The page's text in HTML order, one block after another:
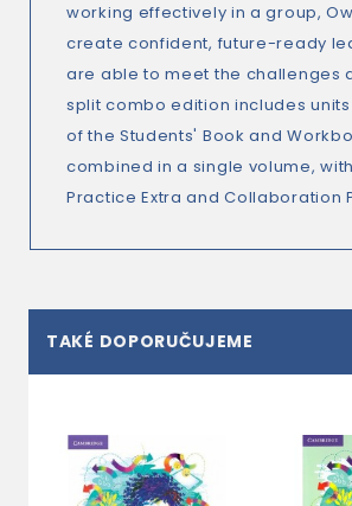
working effectively in a group,
create confident, future-ready
are able to meet the challenges
split combo edition includes
of the Students' Book and
combined in a single volume,
Practice Extra and Collaboration
TAKÉ DOPORUČUJEME